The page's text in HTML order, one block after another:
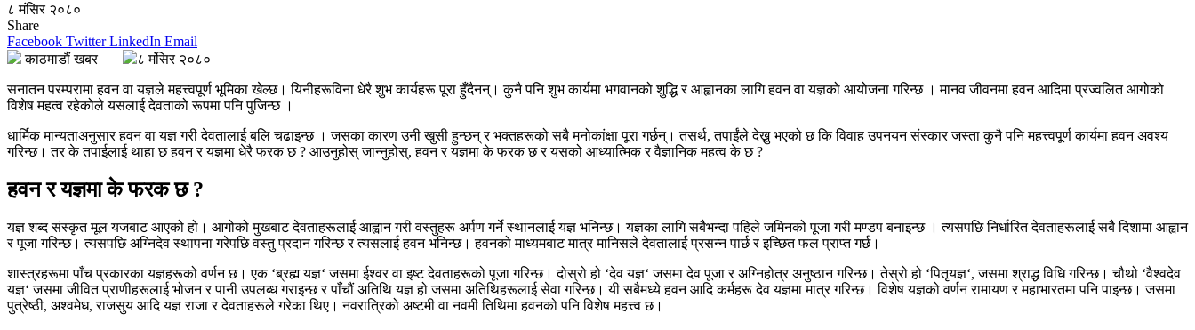
८ मंसिर २०८०
Share
Facebook Twitter LinkedIn Email
काठमाडौं खबर
८ मंसिर २०८०
सनातन परम्परामा हवन वा यज्ञले महत्त्वपूर्ण भूमिका खेल्छ। यिनीहरूविना धेरै शुभ कार्यहरू पूरा हुँदैनन्। कुनै पनि शुभ कार्यमा भगवानको शुद्धि र आह्वानका लागि हवन वा यज्ञको आयोजना गरिन्छ । मानव जीवनमा हवन आदिमा प्रज्वलित आगोको
विशेष महत्व रहेकोले यसलाई देवताको रूपमा पनि पुजिन्छ ।
धार्मिक मान्यताअनुसार हवन वा यज्ञ गरी देवतालाई बलि चढाइन्छ । जसका कारण उनी खुसी हुन्छन् र भक्तहरूको सबै मनोकांक्षा पूरा गर्छन्। तसर्थ,तपाईंले देख्नु भएको छ कि विवाह उपनयन संस्कार जस्ता कुनै पनि महत्त्वपूर्ण कार्यमा हवन अवश्य
गरिन्छ। तर के तपाईलाई थाहा छ हवन र यज्ञमा धेरै फरक छ? आउनुहोस् जान्नुहोस्,हवन र यज्ञमा के फरक छ र यसको आध्यात्मिक र वैज्ञानिक महत्व के छ?
हवन र यज्ञमा के फरक छ?
यज्ञ शब्द संस्कृत मूल यजबाट आएको हो। आगोको मुखबाट देवताहरूलाई आह्वान गरी वस्तुहरू अर्पण गर्ने स्थानलाई यज्ञ भनिन्छ। यज्ञका लागि सबैभन्दा पहिले जमिनको पूजा गरी मण्डप बनाइन्छ । त्यसपछि निर्धारित देवताहरूलाई सबै दिशामा आह्वान
र पूजा गरिन्छ। त्यसपछि अग्निदेव स्थापना गरेपछि वस्तु प्रदान गरिन्छ र त्यसलाई हवन भनिन्छ। हवनको माध्यमबाट मात्र मानिसले देवतालाई प्रसन्न पार्छ र इच्छित फल प्राप्त गर्छ।
शास्त्रहरूमा पाँच प्रकारका यज्ञहरूको वर्णन छ। एक‘ब्रह्म यज्ञ‘जसमा ईश्वर वा इष्ट देवताहरूको पूजा गरिन्छ। दोस्रो हो ‘देव यज्ञ‘जसमा देव पूजा र अग्निहोत्र अनुष्ठान गरिन्छ। तेस्रो हो ‘पितृयज्ञ‘,जसमा श्राद्ध विधि गरिन्छ। चौथो ‘वैश्वदेव
यज्ञ‘जसमा जीवित प्राणीहरूलाई भोजन र पानी उपलब्ध गराइन्छ र पाँचौं अतिथि यज्ञ हो जसमा अतिथिहरूलाई सेवा गरिन्छ। यी सबैमध्ये हवन आदि कर्महरू देव यज्ञमा मात्र गरिन्छ। विशेष यज्ञको वर्णन रामायण र महाभारतमा पनि पाइन्छ। जसमा
पुत्रेष्ठी, अश्वमेध,राजसुय आदि यज्ञ राजा र देवताहरूले गरेका थिए। नवरात्रिको अष्टमी वा नवमी तिथिमा हवनको पनि विशेष महत्त्व छ।